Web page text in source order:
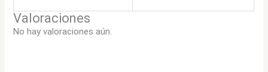
Valoraciones
No hay valoraciones aún.